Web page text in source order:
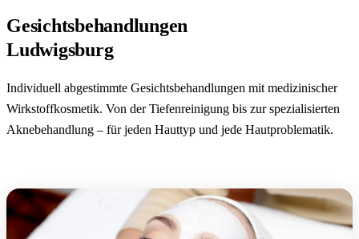
Gesichtsbehandlungen
Ludwigsburg
Individuell abgestimmte Gesichtsbehandlungen mit medizinischer
Wirkstoffkosmetik. Von der Tiefenreinigung bis zur spezialisierten
Aknebehandlung – für jeden Hauttyp und jede Hautproblematik.